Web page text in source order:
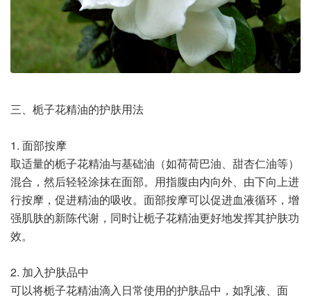
三、栀子花精油的护肤用法
1. 面部按摩
取适量的栀子花精油与基础油（如荷荷巴油、甜杏仁油等）
混合，然后轻轻涂抹在面部。用指腹由内向外、由下向上进
行按摩，促进精油的吸收。面部按摩可以促进血液循环，增
强肌肤的新陈代谢，同时让栀子花精油更好地发挥其护肤功
效。
2. 加入护肤品中
可以将栀子花精油滴入日常使用的护肤品中，如乳液、面